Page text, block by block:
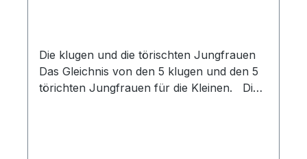
Die klugen und die törischten Jungfrauen
Das Gleichnis von den 5 klugen und den 5
törichten Jungfrauen für die Kleinen. Die